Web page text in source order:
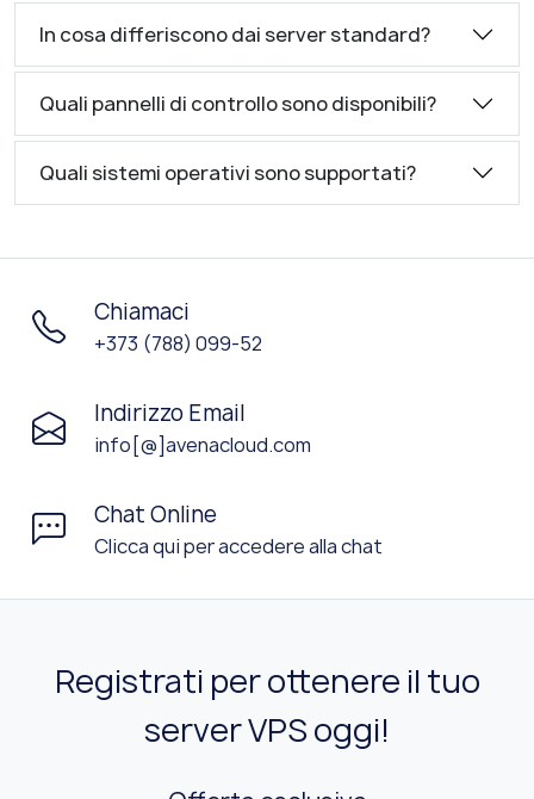
In cosa differiscono dai server standard?
Quali pannelli di controllo sono disponibili?
Quali sistemi operativi sono supportati?
Chiamaci
+373 (788) 099-52
Indirizzo Email
info[@]avenacloud.com
Chat Online
Clicca qui per accedere alla chat
Registrati per ottenere il tuo
server VPS oggi!